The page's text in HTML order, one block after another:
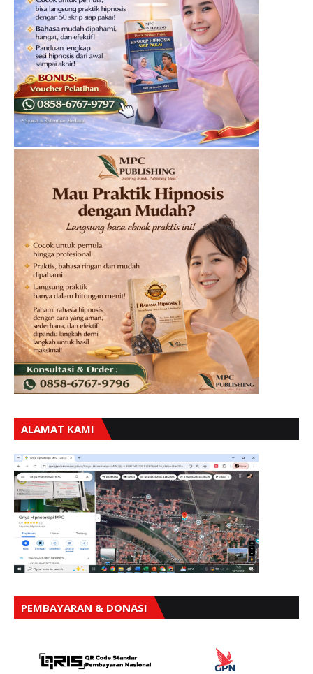
ALAMAT KAMI
PEMBAYARAN & DONASI